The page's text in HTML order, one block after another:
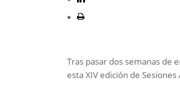
Tras pasar dos semanas de
esta XIV edición de